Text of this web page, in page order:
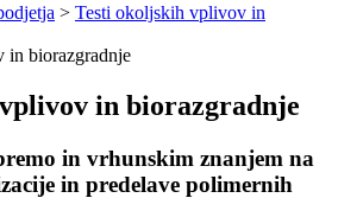
> Testi okoljskih vplivov in
in biorazgradnje
in vrhunskim znanjem na
in predelave polimernih